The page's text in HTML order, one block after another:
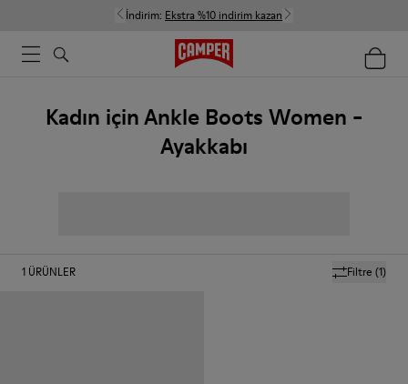
İndirim: Ekstra %10 indirim kazan
Kadın için Ankle Boots Women -
Ayakkabı
Filtre (1)
1 ÜRÜNLER